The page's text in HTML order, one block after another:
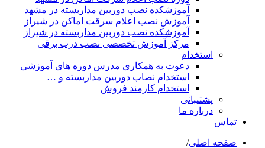
آموزشکده نصب دوربین مداربسته در مشهد
آموزش نصب اعلام سرقت اماکن در شیراز
آموزشکده نصب دوربین مداربسته در شیراز
مرکز آموزش تخصصی نصب درب برقی
استخدام
دعوت به همکاری مدرس دوره های آموزشی
استخدام نصاب دوربین مداربسته و …
استخدام کارمند فروش
پشتیبانی
درباره ما
تماس
صفحه اصلی/